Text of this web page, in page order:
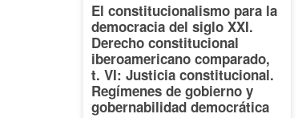
El constitucionalismo para la
democracia del siglo XXI.
Derecho constitucional
iberoamericano comparado,
t. VI: Justicia constitucional.
Regímenes de gobierno y
gobernabilidad democrática